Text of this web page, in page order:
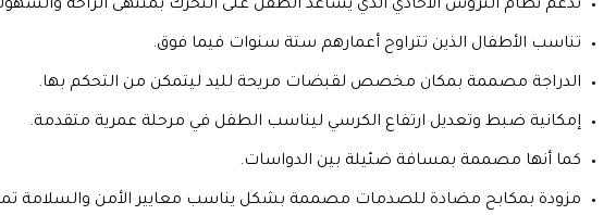
تدعم نظام التروس الأحادي الذي يساعد الطفل على التحرك بمنتهى الراحة
تناسب الأطفال الذين تتراوح أعمارهم ستة سنوات فيما فوق.
الدراجة مصممة بمكان مخصص لقبضات مريحة لليد ليتمكن من التحكم بها.
إمكانية ضبط وتعديل ارتفاع الكرسي ليناسب الطفل في مرحلة عمرية متقدمة.
كما أنها مصممة بمسافة ضئيلة بين الدواسات.
مزودة بمكابح مضادة للصدمات مصممة بشكل يناسب معايير الأمن والسلامة